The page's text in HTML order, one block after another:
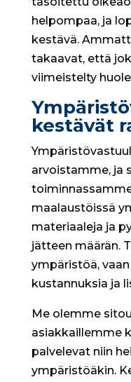
helpompaa, ja
kestävä.
takaavat, että
viimeistelty
kestävät
arvoistamme, ja
maalaustöissä
materiaaleja ja
jätteen määrän.
ympäristöä,
kustannuksia ja
Me olemme
asiakkaillemme
palvelevat niin
ympäristöäkin.